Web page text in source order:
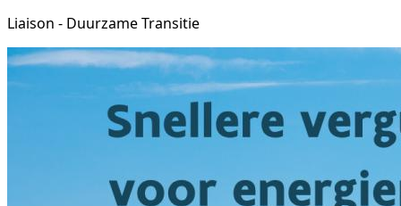
Liaison - Duurzame Transitie